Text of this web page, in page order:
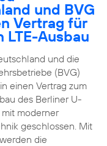
und BVG
Vertrag für
LTE-Ausbau
und die
(BVG)
einen Vertrag zum
des Berliner U-
moderner
geschlossen. Mit
die